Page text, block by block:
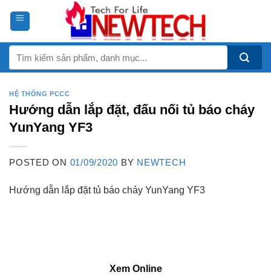
kiếm:
HỆ THỐNG PCCC
Hướng dẫn lắp đặt, đấu nối tủ báo cháy
YunYang YF3
POSTED ON 01/09/2020 BY NEWTECH
Hướng dẫn lắp đặt tủ báo cháy YunYang YF3
Xem Online